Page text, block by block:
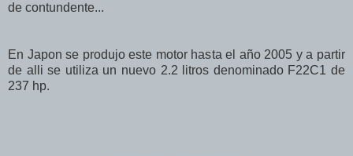
de contundente...
En Japon se produjo este motor hasta el año 2005 y a partir
de alli se utiliza un nuevo 2.2 litros denominado F22C1 de
237 hp.